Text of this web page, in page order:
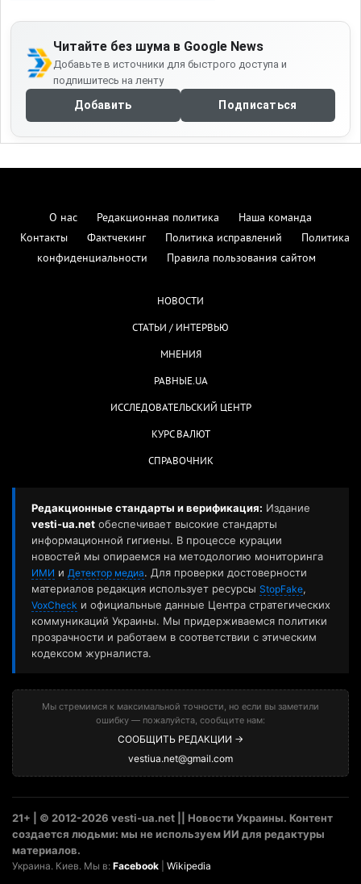
Читайте без шума в Google News
Добавьте в источники для быстрого доступа и
подпишитесь на ленту
Добавить Подписаться
О нас Редакционная политика
Наша команда
Контакты
Фактчекинг Политика исправлений
Политика
конфиденциальности
Правила пользования сайтом
НОВОСТИ
СТАТЬИ / ИНТЕРВЬЮ
МНЕНИЯ
РАВНЫЕ.UA
ИССЛЕДОВАТЕЛЬСКИЙ ЦЕНТР
КУРС ВАЛЮТ
СПРАВОЧНИК
Редакционные стандарты и верификация: Издание
vesti-ua.net обеспечивает высокие стандарты
информационной гигиены. В процессе курации
новостей мы опираемся на методологию мониторинга
ИМИ и Детектор медиа. Для проверки достоверности
материалов редакция использует ресурсы StopFake,
VoxCheck и официальные данные Центра стратегических
коммуникаций Украины. Мы придерживаемся политики
прозрачности и работаем в соответствии с этическим
кодексом журналиста.
Мы стремимся к максимальной точности, но если вы заметили
ошибку — пожалуйста, сообщите нам:
СООБЩИТЬ РЕДАКЦИИ →
vestiua.net@gmail.com
21+ | © 2012-2026 vesti-ua.net || Новости Украины. Контент
создается людьми: мы не используем ИИ для редактуры
материалов.
Украина. Киев. Мы в: Facebook Wikipedia